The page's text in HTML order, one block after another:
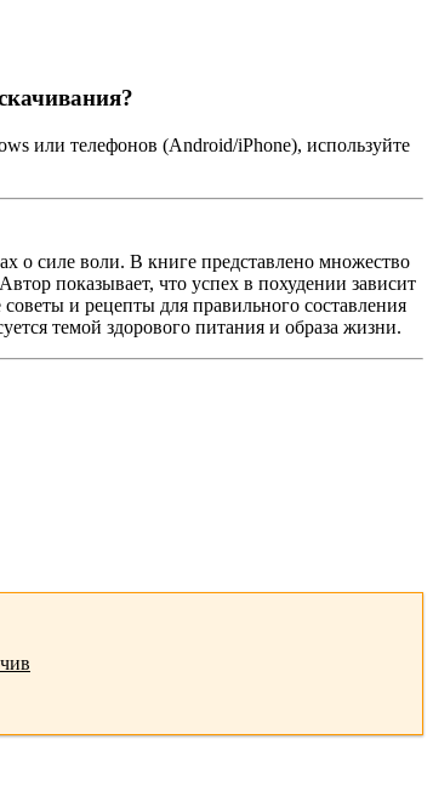
или телефонов (Android/iPhone), используйте
о силе воли. В книге представлено множество
показывает, что успех в похудении зависит
и рецепты для правильного составления
темой здорового питания и образа жизни.